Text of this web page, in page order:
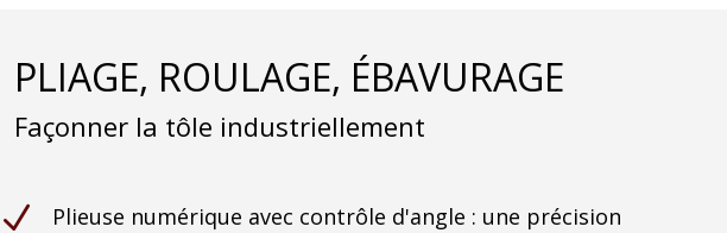
PLIAGE, ROULAGE, ÉBAVURAGE
Façonner la tôle industriellement
N
Plieuse numérique avec contrôle d'angle : une précision